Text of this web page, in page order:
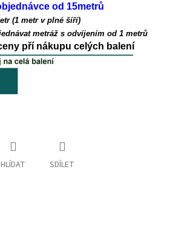
od 15metrů
(1 metr v plné šíří)
metráž s odvíjením od 1 metrů
pří nákupu celých balení
HLÍDAT SDÍLET